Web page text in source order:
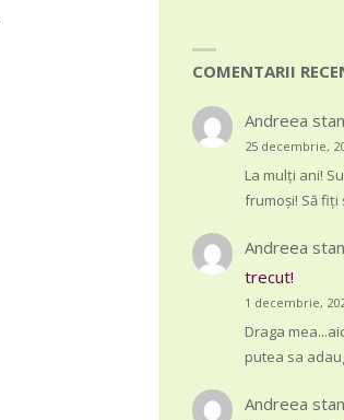
COMENTARII
Andreea
25 decembrie,
La mulți ani!
frumoși! Să fiți
Andreea
trecut!
1 decembrie,
Draga
putea sa
Andreea